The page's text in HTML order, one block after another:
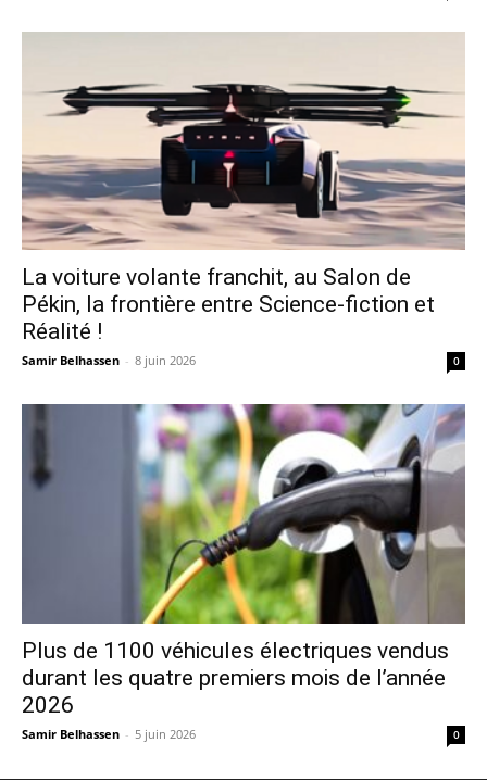
La voiture volante franchit, au Salon de
Pékin, la frontière entre Science-fiction et
Réalité !
Samir Belhassen - 8 juin 2026 0
Plus de 1100 véhicules électriques vendus
durant les quatre premiers mois de l’année
2026
Samir Belhassen - 5 juin 2026 0